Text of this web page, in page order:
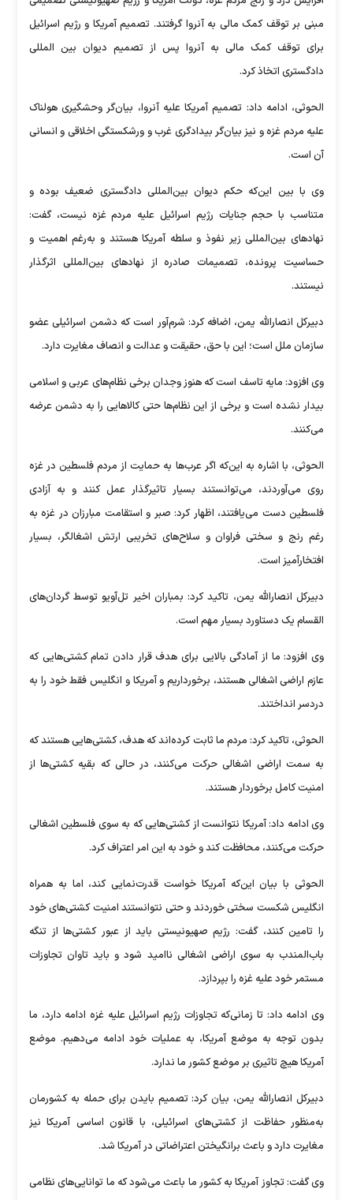
مبنی بر توقف کمک مالی به آنروا گرفتند. تصمیم آمریکا و رژیم اسرائیل
برای توقف کمک مالی به آنروا پس از تصمیم دیوان بین المللی
دادگستری اتخاذ کرد.
الحوثی، ادامه داد: تصمیم آمریکا علیه آنروا، بیان‌گر وحشگیری هولناک
علیه مردم غزه و نیز بیان‌گر بیدادگری غرب و ورشکستگی اخلاقی و انسانی
آن است.
وی با بین این‌که حکم دیوان بین‌المللی دادگستری ضعیف بوده و
متناسب با حجم جنایات رژیم اسرائیل علیه مردم غزه نیست، گفت:
نهاد‌های بین‌المللی زیر نفوذ و سلطه آمریکا هستند و به‌رغم اهمیت و
حساسیت پرونده، تصمیمات صادره از نهاد‌های بین‌المللی اثرگذار
نیستند.
دبیرکل انصارالله یمن، اضافه کرد: شرم‌آور است که دشمن اسرائیلی عضو
سازمان ملل است؛ این با حق، حقیقت و عدالت و انصاف مغایرت دارد.
وی افزود: مایه تاسف است که هنوز وجدان برخی نظام‌های عربی و اسلامی
بیدار نشده است و برخی از این نظام‌ها حتی کالا‌هایی را به دشمن عرضه
می‌کنند.
الحوثی، با اشاره به این‌که اگر عرب‌ها به حمایت از مردم فلسطین در غزه
روی می‌آوردند، می‌توانستند بسیار تاثیرگذار عمل کنند و به آزادی
فلسطین دست می‌یافتند، اظهار کرد: صبر و استقامت مبارزان در غزه به
رغم رنج و سختی فراوان و سلاح‌های تخریبی ارتش اشغالگر، بسیار
افتخارآمیز است.
دبیرکل انصارالله یمن، تاکید کرد: بمباران اخیر تل‌آویو توسط گردان‌های
القسام یک دستاورد بسیار مهم است.
وی افزود: ما از آمادگی بالایی برای هدف قرار دادن تمام کشتی‌هایی که
عازم اراضی اشغالی هستند، برخورداریم و آمریکا و انگلیس فقط خود را به
دردسر انداختند.
الحوثی، تاکید کرد: مردم ما ثابت کرده‌اند که هدف، کشتی‌هایی هستند که
به سمت اراضی اشغالی حرکت می‌کنند، در حالی که بقیه کشتی‌ها از
امنیت کامل برخوردار هستند.
وی ادامه داد: آمریکا نتوانست از کشتی‌هایی که به سوی فلسطین اشغالی
حرکت می‌کنند، محافظت کند و خود به این امر اعتراف کرد.
الحوثی با بیان این‌که آمریکا خواست قدرت‌نمایی کند، اما به همراه
انگلیس شکست سختی خوردند و حتی نتوانستند امنیت کشتی‌های خود
را تامین کنند، گفت: رژیم صهیونیستی باید از عبور کشتی‌ها از تنگه
باب‌المندب به سوی اراضی اشغالی ناامید شود و باید تاوان تجاوزات
مستمر خود علیه غزه را بپردازد.
وی ادامه داد: تا زمانی‌که تجاوزات رژیم اسرائیل علیه غزه ادامه دارد، ما
بدون توجه به موضع آمریکا، به عملیات خود ادامه می‌دهیم. موضع
آمریکا هیچ تاثیری بر موضع کشور ما ندارد.
دبیرکل انصارالله یمن، بیان کرد: تصمیم بایدن برای حمله به کشورمان
به‌منظور حفاظت از کشتی‌های اسرائیلی، با قانون اساسی آمریکا نیز
مغایرت دارد و باعث برانگیختن اعتراضاتی در آمریکا شد.
وی گفت: تجاوز آمریکا به کشور ما باعث می‌شود که ما توانایی‌های نظامی